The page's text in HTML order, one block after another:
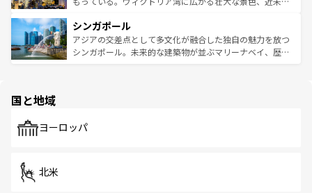
参照してほしい。
激する。気候は一年中温暖で、どの季節にも異なる楽しみ
が待っている。親しみやすいタイの人々、仏教を中心とし
た文化、そして多様な観光資源が、訪れる旅人を魅了し続
み、どこを訪れても感動するはず。観光スポットが密集し
ており、効率よく見どころを回れるのも魅力。息をのむよ
うな絶景から文化的な体験まで、香港を存分に楽しみ尽く
シンガポール
アジアの交差点として多文化が融合した独自の魅力を放つ
シンガポール。未来的な建築物が並ぶマリーナベイ、歴史
で、ホーカーズは地元の風情を楽しめる外せないスポット
国と地域
ヨーロッパ
北米